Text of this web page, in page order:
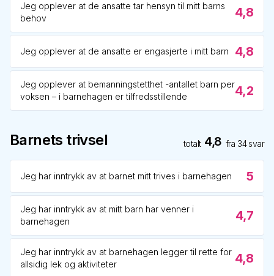
Jeg opplever at de ansatte tar hensyn til mitt barns
behov
4,8
Jeg opplever at de ansatte er engasjerte i mitt barn 4,8
Jeg opplever at bemanningstetthet -antallet barn per
voksen – i barnehagen er tilfredsstillende
4,2
Barnets trivsel totalt 4,8 fra 34svar
Jeg har inntrykk av at barnet mitt trives i barnehagen 5
Jeg har inntrykk av at mitt barn har venner i
barnehagen
4,7
Jeg har inntrykk av at barnehagen legger til rette for
allsidig lek og aktiviteter
4,8